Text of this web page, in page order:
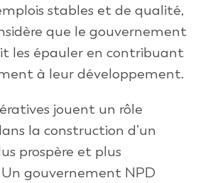
stables et de qualité,
que le gouvernement
les épauler en contribuant
à leur développement.
jouent un rôle
la construction d’un
prospère et plus
gouvernement NPD